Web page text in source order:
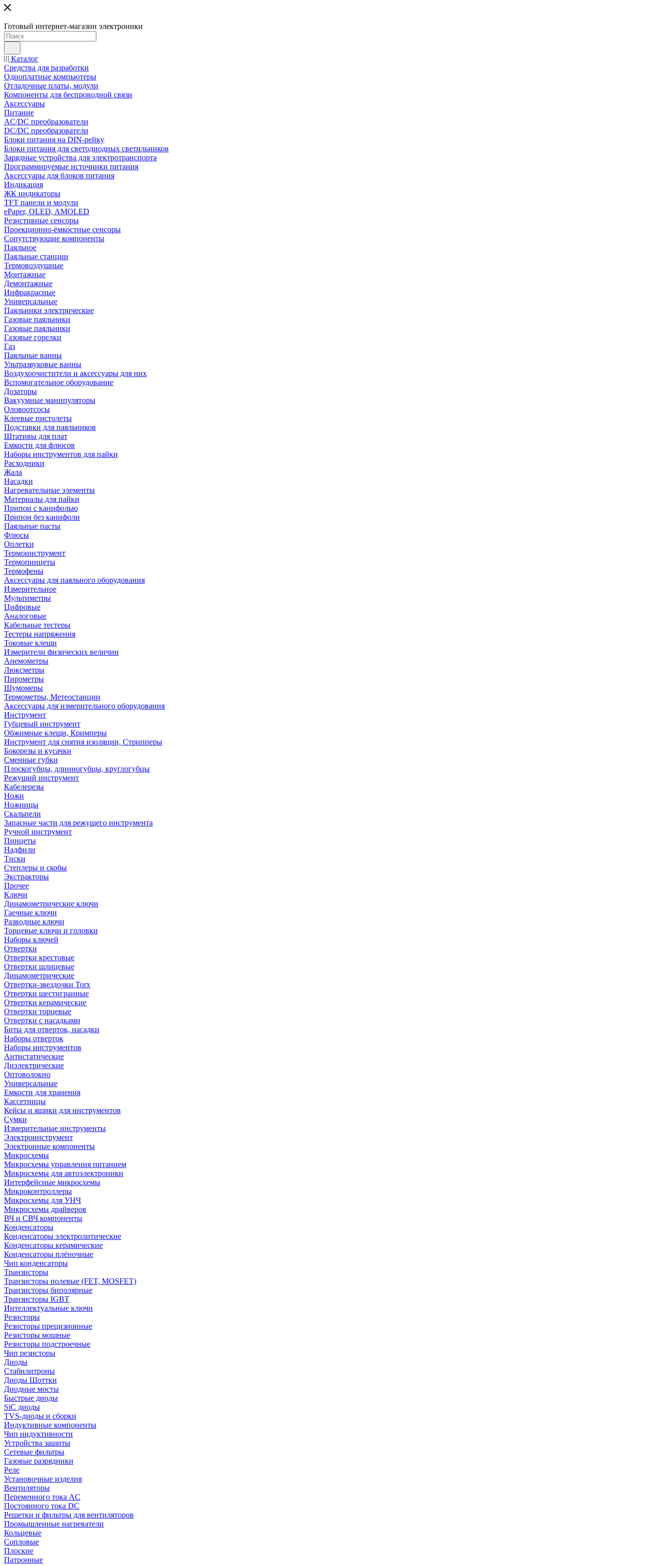
Готовый интернет-магазин электроники
Каталог
Средства для разработки
Одноплатные компьютеры
Отладочные платы, модули
Компоненты для беспроводной связи
Аксессуары
Питание
AC/DC преобразователи
DC/DC преобразователи
Блоки питания на DIN-рейку
Блоки питания для светодиодных светильников
Зарядные устройства для электротранспорта
Программируемые источники питания
Аксессуары для блоков питания
Индикация
ЖК индикаторы
TFT панели и модули
ePaper, OLED, AMOLED
Резистивные сенсоры
Проекционно-ёмкостные сенсоры
Сопутствующие компоненты
Паяльное
Паяльные станции
Термовоздушные
Монтажные
Демонтажные
Инфракрасные
Универсальные
Паяльники электрические
Газовые паяльники
Газовые паяльники
Газовые горелки
Газ
Паяльные ванны
Ультразвуковые ванны
Воздухоочистители и аксессуары для них
Вспомогательное оборудование
Дозаторы
Вакуумные манипуляторы
Оловоотсосы
Клеевые пистолеты
Подставки для паяльников
Штативы для плат
Емкости для флюсов
Наборы инструментов для пайки
Расходники
Жала
Насадки
Нагревательные элементы
Материалы для пайки
Припои с канифолью
Припои без канифоли
Паяльные пасты
Флюсы
Оплетки
Термоинструмент
Термопинцеты
Термофены
Аксессуары для паяльного оборудования
Измерительное
Мультиметры
Цифровые
Аналоговые
Кабельные тестеры
Тестеры напряжения
Токовые клещи
Измерители физических величин
Анемометры
Люксметры
Пирометры
Шумомеры
Термометры, Метеостанции
Аксессуары для измерительного оборудования
Инструмент
Губцевый инструмент
Обжимные клещи, Кримперы
Инструмент для снятия изоляции, Стрипперы
Бокорезы и кусачки
Сменные губки
Плоскогубцы, длинногубцы, круглогубцы
Режущий инструмент
Кабелерезы
Ножи
Ножницы
Скальпели
Запасные части для режущего инструмента
Ручной инструмент
Пинцеты
Надфили
Тиски
Степлеры и скобы
Экстракторы
Прочее
Ключи
Динамометрические ключи
Гаечные ключи
Разводные ключи
Торцевые ключи и головки
Наборы ключей
Отвертки
Отвертки крестовые
Отвертки шлицевые
Динамометрические
Отвертки-звездочки Torx
Отвертки шестигранные
Отвертки керамические
Отвертки торцевые
Отвертки с насадками
Биты для отверток, насадки
Наборы отверток
Наборы инструментов
Антистатические
Диэлектрические
Оптоволокно
Универсальные
Емкости для хранения
Кассетницы
Кейсы и ящики для инструментов
Сумки
Измерительные инструменты
Электроинструмент
Электронные компоненты
Микросхемы
Микросхемы управления питанием
Микросхемы для автоэлектроники
Интерфейсные микросхемы
Микроконтроллеры
Микросхемы для УНЧ
Микросхемы драйверов
ВЧ и СВЧ компоненты
Конденсаторы
Конденсаторы электролитические
Конденсаторы керамические
Конденсаторы плёночные
Чип конденсаторы
Транзисторы
Транзисторы полевые (FET, MOSFET)
Транзисторы биполярные
Транзисторы IGBT
Интеллектуальные ключи
Резисторы
Резисторы прецизионные
Резисторы мощные
Резисторы подстроечные
Чип резисторы
Диоды
Стабилитроны
Диоды Шоттки
Диодные мосты
Быстрые диоды
SiC диоды
TVS-диоды и сборки
Индуктивные компоненты
Чип индуктивности
Устройства защиты
Сетевые фильтры
Газовые разрядники
Реле
Установочные изделия
Вентиляторы
Переменного тока AC
Постоянного тока DC
Решетки и фильтры для вентиляторов
Промышленные нагреватели
Кольцевые
Сопловые
Плоские
Патронные